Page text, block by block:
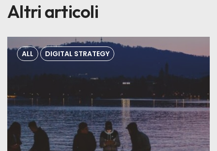
Altri articoli
ALL DIGITAL STRATEGY